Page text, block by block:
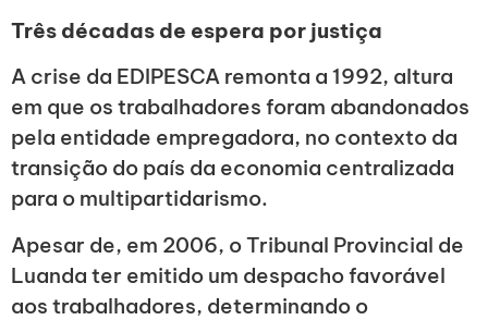
Três décadas de espera por justiça
A crise da EDIPESCA remonta a 1992, altura
em que os trabalhadores foram abandonados
pela entidade empregadora, no contexto da
transição do país da economia centralizada
para o multipartidarismo.
Apesar de, em 2006, o Tribunal Provincial de
Luanda ter emitido um despacho favorável
aos trabalhadores, determinando o